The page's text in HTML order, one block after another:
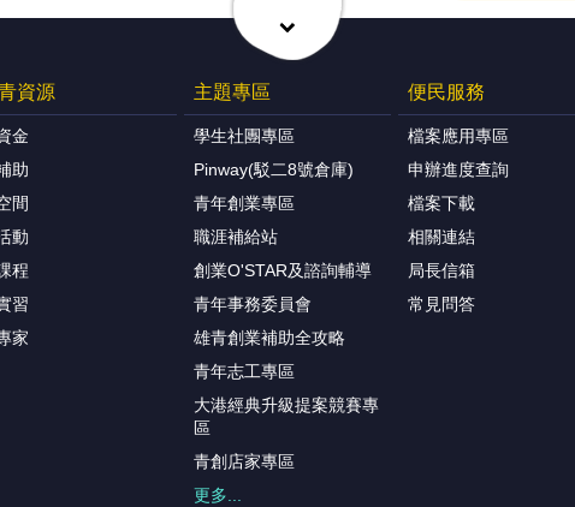
資源
金
助
間
動
程
習
家
主題專區
學生社團專區
Pinway(駁二8號倉庫)
青年創業專區
職涯補給站
創業O'STAR及諮詢輔導
青年事務委員會
雄青創業補助全攻略
青年志工專區
大港經典升級提案競賽專
區
青創店家專區
更多...
便民服務
檔案應用專區
申辦進度查詢
檔案下載
相關連結
局長信箱
常見問答